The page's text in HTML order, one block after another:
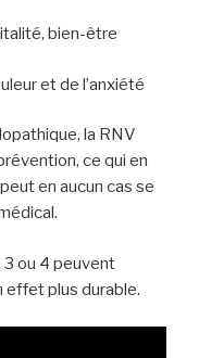
bien-être
et de l’anxiété
la RNV
ce qui en
en aucun cas se
ou 4 peuvent
effet plus durable.